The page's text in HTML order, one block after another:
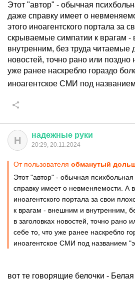
Этот "автор" - обычная
даже справку имеет о
этого иноагентского портала за
скрываемые симпатии к врагам -
внутренним, без труда читаемые
новостей, точно рано или поздно
уже ранее наскребло гораздо
иноагентское СМИ под
Н надежные руки
20:29, 20.11.2024
От пользователя обманутый
Этот "автор" - обычная
справку имеет о невменяемости. А
иноагентского портала за свои
к врагам - внешним и внутренним,
в заголовках новостей, точно рано
себе то, что уже ранее наскребло
иноагентское СМИ под названием
вот те говорящие белочки -